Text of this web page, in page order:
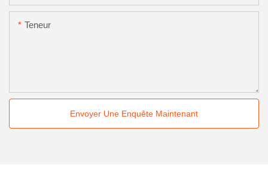
Teneur
Envoyer Une Enquête Maintenant